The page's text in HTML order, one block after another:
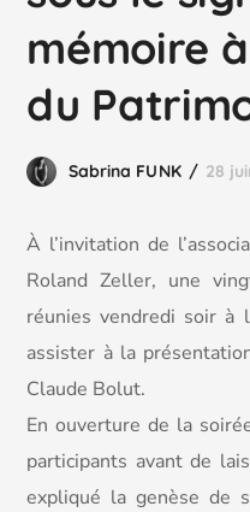
mémoire
du
Sabrina FUNK 28
À l’invitation de
Roland Zeller, une
réunies vendredi soir à
assister à la
Claude Bolut.
En ouverture de la
participants avant de
expliqué la genèse de